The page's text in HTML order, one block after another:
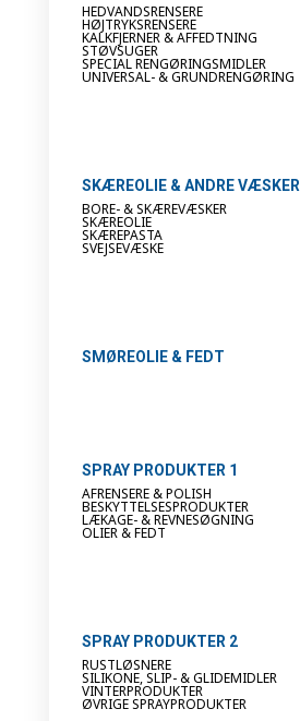
HEDVANDSRENSERE
HØJTRYKSRENSERE
KALKFJERNER & AFFEDTNING
STØVSUGER
SPECIAL RENGØRINGSMIDLER
UNIVERSAL- & GRUNDRENGØRING
SKÆREOLIE & ANDRE VÆSKER
BORE- & SKÆREVÆSKER
SKÆREOLIE
SKÆREPASTA
SVEJSEVÆSKE
SMØREOLIE & FEDT
SPRAY PRODUKTER 1
AFRENSERE & POLISH
BESKYTTELSESPRODUKTER
LÆKAGE- & REVNESØGNING
OLIER & FEDT
SPRAY PRODUKTER 2
RUSTLØSNERE
SILIKONE, SLIP- & GLIDEMIDLER
VINTERPRODUKTER
ØVRIGE SPRAYPRODUKTER